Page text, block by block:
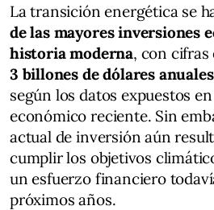
La transición energética se
de las mayores inversiones
historia moderna, con cifras
3 billones de dólares
según los datos expuestos
económico reciente. Sin
actual de inversión aún
cumplir los objetivos
un esfuerzo financiero
próximos años.